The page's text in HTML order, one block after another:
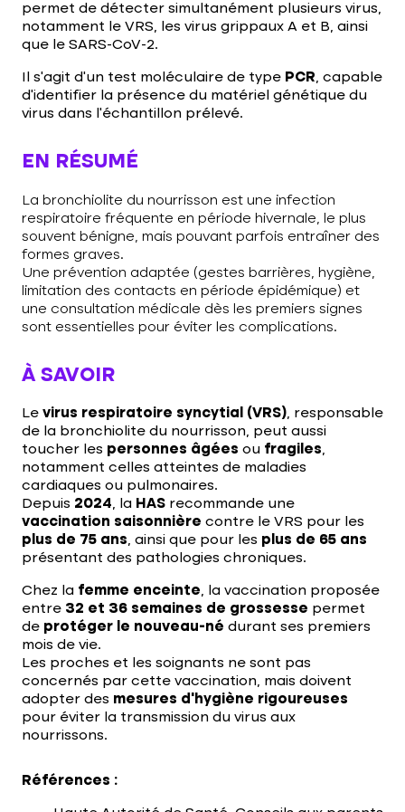
permet de détecter simultanément plusieurs virus,
notamment le VRS, les virus grippaux A et B, ainsi
que le SARS-CoV-2.
Il s’agit d’un test moléculaire de type PCR, capable
d’identifier la présence du matériel génétique du
virus dans l’échantillon prélevé.
EN RÉSUMÉ
La bronchiolite du nourrisson est une infection
respiratoire fréquente en période hivernale, le plus
souvent bénigne, mais pouvant parfois entraîner des
formes graves.
Une prévention adaptée (gestes barrières, hygiène,
limitation des contacts en période épidémique) et
une consultation médicale dès les premiers signes
sont essentielles pour éviter les complications.
À SAVOIR
Le virus respiratoire syncytial (VRS), responsable
de la bronchiolite du nourrisson, peut aussi
toucher les personnes âgées ou fragiles,
notamment celles atteintes de maladies
cardiaques ou pulmonaires.
Depuis 2024, la HAS recommande une
vaccination saisonnière contre le VRS pour les
plus de 75 ans, ainsi que pour les plus de 65 ans
présentant des pathologies chroniques.
Chez la femme enceinte, la vaccination proposée
entre 32 et 36 semaines de grossesse permet
de protéger le nouveau-né durant ses premiers
mois de vie.
Les proches et les soignants ne sont pas
concernés par cette vaccination, mais doivent
adopter des mesures d’hygiène rigoureuses
pour éviter la transmission du virus aux
nourrissons.
Références :